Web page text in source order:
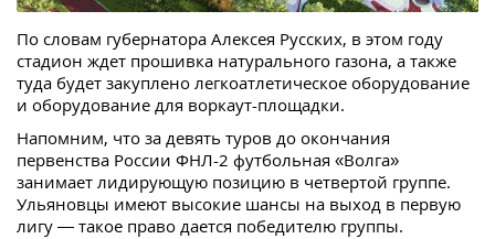
По словам губернатора Алексея Русских, в этом году
стадион ждет прошивка натурального газона, а также
туда будет закуплено легкоатлетическое оборудование
и оборудование для воркаут-площадки.
Напомним, что за девять туров до окончания
первенства России ФНЛ-2 футбольная «Волга»
занимает лидирующую позицию в четвертой группе.
Ульяновцы имеют высокие шансы на выход в первую
лигу — такое право дается победителю группы.